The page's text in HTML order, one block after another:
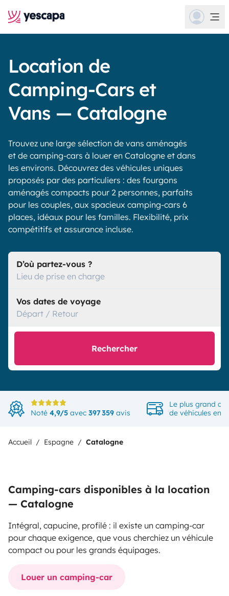
Location de
Camping-Cars et
Vans — Catalogne
Trouvez une large sélection de vans aménagés
et de camping-cars à louer en Catalogne et dans
les environs. Découvrez des véhicules uniques
proposés par des particuliers : des fourgons
aménagés compacts pour 2 personnes, parfaits
pour les couples, aux spacieux camping-cars 6
places, idéaux pour les familles. Flexibilité, prix
compétitifs et assurance incluse.
D’où partez-vous ?
Lieu de prise en charge
Vos dates de voyage
Départ / Retour
Rechercher
Noté 4,9/5 avec 397 359 avis
Le plus grand
de véhicules en
Accueil Espagne Catalogne
Camping-cars disponibles à la location
— Catalogne
Intégral, capucine, profilé : il existe un camping-car
pour chaque exigence, que vous cherchiez un véhicule
compact ou pour les grands équipages.
Louer un camping-car